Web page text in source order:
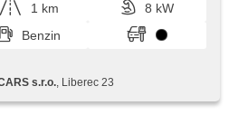
1 km
8 kW
Benzin
s.r.o. , Liberec 23